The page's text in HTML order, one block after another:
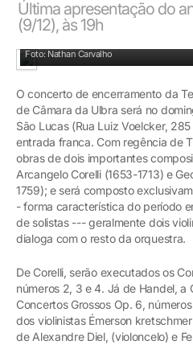
Última apresentação do
(9/12), às 19h
Foto: Nathan Carvalho
O concerto de encerramento da
de Câmara da Ulbra será no
São Lucas (Rua Luiz Voelcker,
entrada franca. Com regência de
obras de dois importantes
Arcangelo Corelli (1653-1713) e
1759); e será composto
- forma característica do período
de solistas --- geralmente dois
dialoga com o resto da orquestra.
De Corelli, serão executados os
números 2, 3 e 4. Já de Handel, a
Concertos Grossos Op. 6,
dos violinistas Émerson
de Alexandre Diel, (violoncelo) e